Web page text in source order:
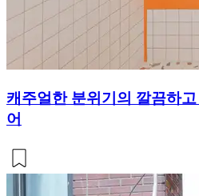
캐주얼한 분위기의 깔끔하
어